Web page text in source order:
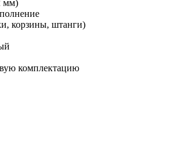
мм)
корзины, штанги)
комплектацию